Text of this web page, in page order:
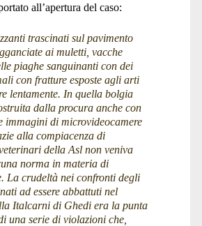
all’apertura del caso:
trascinati sul pavimento
ai muletti, vacche
piaghe sanguinanti con dei
con fratture esposte agli arti
lentamente. In quella bolgia
dalla procura anche con
immagini di microvideocamere
alla compiacenza di
della Asl non veniva
norma in materia di
La crudeltà nei confronti degli
ad essere abbattuti nel
Italcarni di Ghedi era la punta
una serie di violazioni che,